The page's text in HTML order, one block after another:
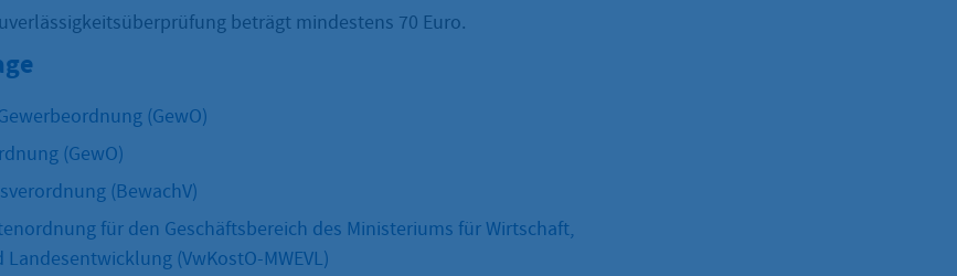
beträgt mindestens 70 Euro.
(GewO)
(GewO)
(BewachV)
für den Geschäftsbereich des Ministeriums für Wirtschaft,
Landesentwicklung (VwKostO-MWEVL)